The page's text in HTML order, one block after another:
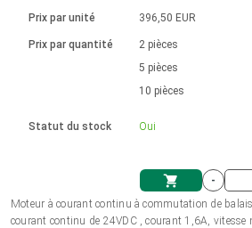
Système d'unité
Panier
Solénoïdes
Ø 28-42| 1-1400 rpm | <= 290Ncm
Contrôleur de moteur CC sans
Pilotes de moteurs à courant
continu à balais série DPWM
Pilotes de moteur pas à pas
Synchrone-Asynchrone | pour 1-4 actionneurs
Boîtes de contrôle
Synchrone-Asynchrone | pour 1-4 actionneurs
Français (EUR)
Polski (EUR)
Prix par unité
Prix par quantité
Statut du stock
396,50 EUR
2 pièces
5 pièces
10 pièces
Oui
-
Moteur à courant continu à commutation de
courant continu de 24VDC , courant 1,6A,